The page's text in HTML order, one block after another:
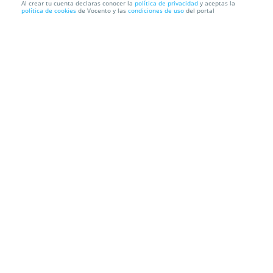
Entradas Los del Camping
Al crear tu cuenta declaras conocer la política de privacidad y aceptas la
política de cookies de Vocento y las condiciones de uso del portal